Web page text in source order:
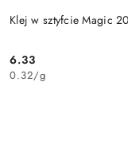
Klej w sztyfcie Magic
Cena:
6.33
0.32/g